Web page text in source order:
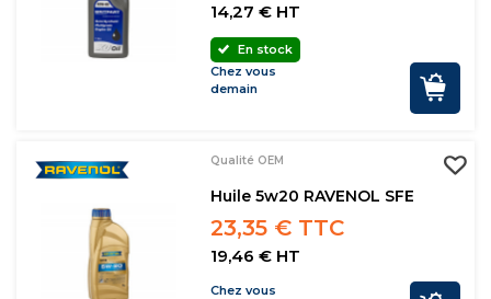
14,27 € HT
En stock
Chez vous
demain
Qualité OEM
Huile 5w20 RAVENOL SFE
23,35 € TTC
19,46 € HT
Chez vous